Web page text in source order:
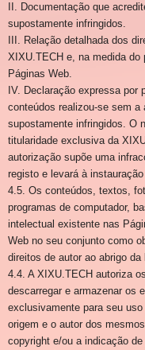
II. Documentação que
supostamente infringidos.
III. Relação detalhada dos
XIXU.TECH e, na medida
Páginas Web.
IV. Declaração expressa por
conteúdos realizou-se sem
supostamente infringidos. O
titularidade exclusiva da
autorização supõe uma
registo e levará à
4.5. Os conteúdos, textos,
programas de computador,
intelectual existente nas
Web no seu conjunto como
direitos de autor ao abrigo
4.4. A XIXU.TECH autoriza
descarregar e armazenar os
exclusivamente para seu
origem e o autor dos
copyright e/ou a indicação